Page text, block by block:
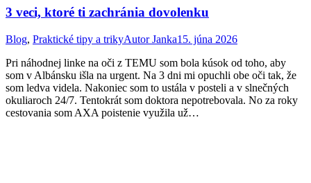
3 veci, ktoré ti zachránia dovolenku
Blog, Praktické tipy a trikyAutorJanka15. júna 2026
Pri náhodnej linke na oči z TEMU som bola kúsok od toho, aby
som v Albánsku išla na urgent. Na 3 dni mi opuchli obe oči tak, že
som ledva videla. Nakoniec som to ustála v posteli a v slnečných
okuliaroch 24/7. Tentokrát som doktora nepotrebovala. No za roky
cestovania som AXA poistenie využila už…